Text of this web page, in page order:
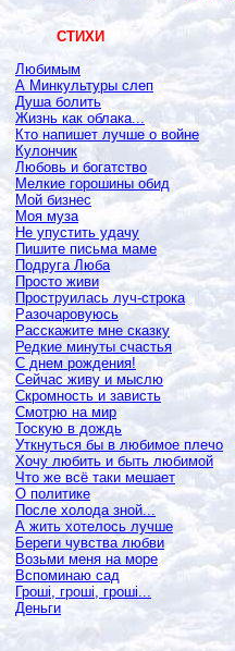
СТИХИ
Любимым
А Минкультуры слеп
Душа болить
Жизнь как облака...
Кто напишет лучше о войне
Кулончик
Любовь и богатство
Мелкие горошины обид
Мой бизнес
Моя муза
Не упустить удачу
Пишите письма маме
Подруга Люба
Просто живи
Проструилась луч-строка
Разочаровуюсь
Расскажите мне сказку
Редкие минуты счастья
С днем рождения!
Сейчас живу и мыслю
Скромность и зависть
Смотрю на мир
Тоскую в дождь
Уткнуться бы в любимое плечо
Хочу любить и быть любимой
Что же всё таки мешает
О политике
После холода зной...
А жить хотелось лучше
Береги чувства любви
Возьми меня на море
Вспоминаю сад
Гроші, гроші, гроші...
Деньги